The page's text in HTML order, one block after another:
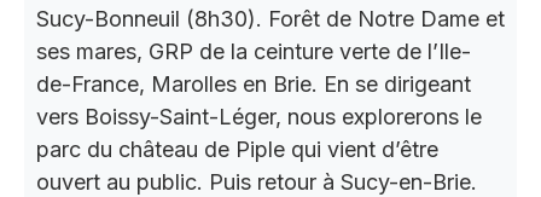
Sucy-Bonneuil (8h30). Forêt de Notre Dame et
ses mares, GRP de la ceinture verte de l’Ile-
de-France, Marolles en Brie. En se dirigeant
vers Boissy-Saint-Léger, nous explorerons le
parc du château de Piple qui vient d’être
ouvert au public. Puis retour à Sucy-en-Brie.